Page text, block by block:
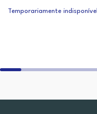
Temporariamente indisponível